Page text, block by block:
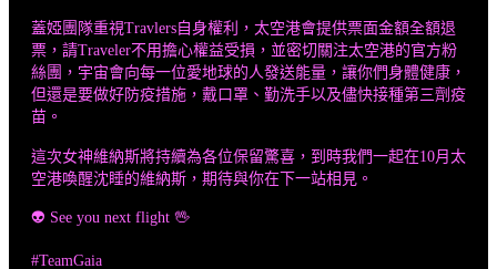
蓋婭團隊重視Travlers自身權利，太空港會提供票面金額全額退
票，請Traveler不用擔心權益受損，並密切關注太空港的官方粉
絲團，宇宙會向每一位愛地球的人發送能量，讓你們身體健康，
但還是要做好防疫措施，戴口罩、勤洗手以及儘快接種第三劑疫
苗。
這次女神維納斯將持續為各位保留驚喜，到時我們一起在10月太
空港喚醒沈睡的維納斯，期待與你在下一站相見。
👽 See you next flight 🖖
#TeamGaia